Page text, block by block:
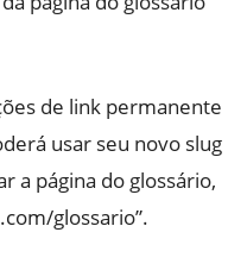
de link permanente
usar seu novo slug
a página do glossário,
glossario”.